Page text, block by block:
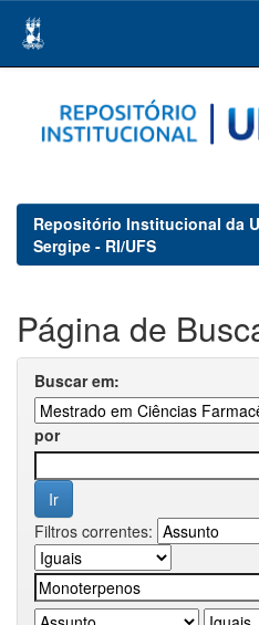
navigation
Repositório Institucional da
Sergipe - RI/UFS
Página de
Buscar em:
por
Filtros correntes: